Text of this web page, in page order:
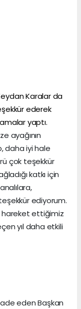
Karalar da
ederek
yaptı.
ayağının
daha iyi hale
çok teşekkür
katkı için
ediyorum.
hareket ettiğimiz
yıl daha etkili
eden Başkan